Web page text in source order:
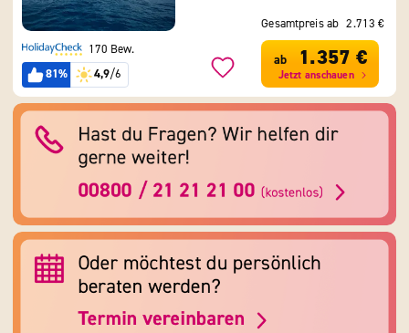
170 Bew.
81%
4,9/6
Gesamtpreis ab 2.713 €
ab 1.357 €
Jetzt anschauen